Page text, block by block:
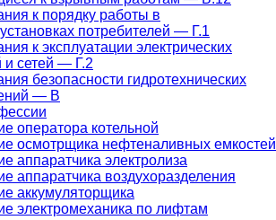
к порядку работы в
потребителей — Г.1
к эксплуатации электрических
и сетей — Г.2
безопасности гидротехнических
— В
оператора котельной
осмотрщика нефтеналивных емкостей
аппаратчика электролиза
аппаратчика воздухоразделения
аккумуляторщика
электромеханика по лифтам